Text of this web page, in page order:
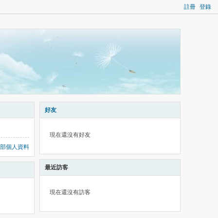
註冊 登錄
個人資料
好友
現在還沒有好友
最近訪客
現在還沒有訪客